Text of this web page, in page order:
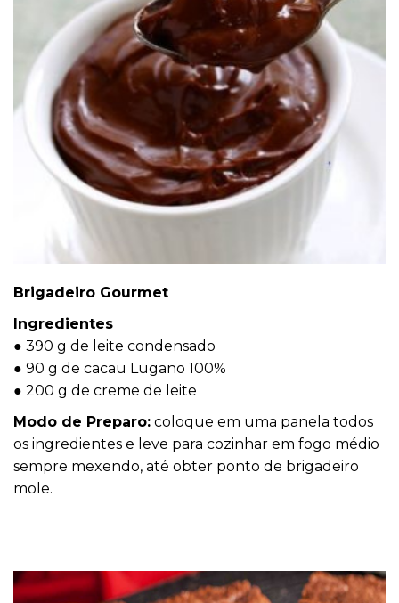
Brigadeiro Gourmet
Ingredientes
● 390 g de leite condensado
● 90 g de cacau Lugano 100%
● 200 g de creme de leite
Modo de Preparo: coloque em uma panela todos
os ingredientes e leve para cozinhar em fogo médio
sempre mexendo, até obter ponto de brigadeiro
mole.